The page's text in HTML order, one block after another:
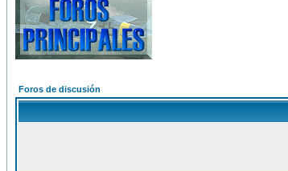
Foros de discusión